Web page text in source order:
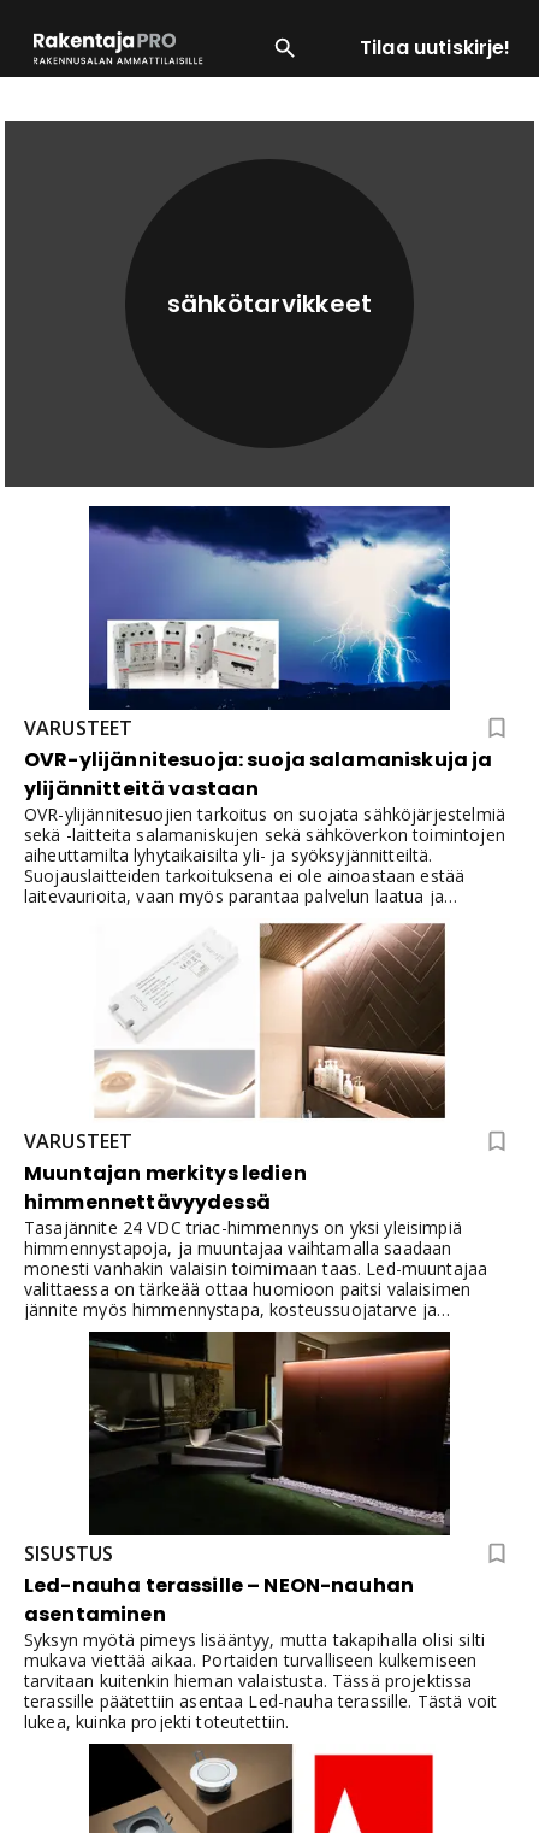
Tilaa uutiskirje!
SUOSITUIMMAT ENERGIA LVI
sähkötarvikkeet
VARUSTEET
OVR-ylijännitesuoja: suoja salamaniskuja ja
ylijännitteitä vastaan
OVR-ylijännitesuojien tarkoitus on suojata sähköjärjestelmiä
sekä -laitteita salamaniskujen sekä sähköverkon toimintojen
aiheuttamilta lyhytaikaisilta yli- ja syöksyjännitteiltä.
Suojauslaitteiden tarkoituksena ei ole ainoastaan estää
laitevaurioita, vaan myös parantaa palvelun laatua ja
VARUSTEET
Muuntajan merkitys ledien
himmennettävyydessä
Tasajännite 24 VDC triac-himmennys on yksi yleisimpiä
himmennystapoja, ja muuntajaa vaihtamalla saadaan
monesti vanhakin valaisin toimimaan taas. Led-muuntajaa
valittaessa on tärkeää ottaa huomioon paitsi valaisimen
jännite myös himmennystapa, kosteussuojatarve ja
kytkettävien ledien ottoteho.
SISUSTUS
Led-nauha terassille – NEON-nauhan
asentaminen
Syksyn myötä pimeys lisääntyy, mutta takapihalla olisi silti
mukava viettää aikaa. Portaiden turvalliseen kulkemiseen
tarvitaan kuitenkin hieman valaistusta. Tässä projektissa
terassille päätettiin asentaa Led-nauha terassille. Tästä voit
lukea, kuinka projekti toteutettiin.